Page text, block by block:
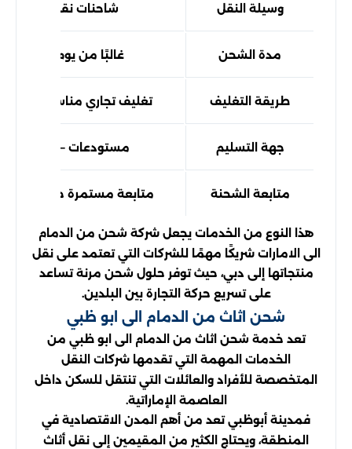
وسيلة النقل شاحنات نقل بري
مدة الشحن غالبًا من يوم إلى ثلاثة
طريقة التغليف تغليف تجاري مناسب لطبيعة
جهة التسليم مستودعات – شركات –
متابعة الشحنة متابعة مستمرة حتى التسليم
هذا النوع من الخدمات يجعل شركة شحن من الدمام
الى الامارات شريكًا مهمًا للشركات التي تعتمد على نقل
منتجاتها إلى دبي، حيث توفر حلول شحن مرنة تساعد
على تسريع حركة التجارة بين البلدين.
شحن اثاث من الدمام الى ابو ظبي
تعد خدمة شحن اثاث من الدمام الى ابو ظبي من
الخدمات المهمة التي تقدمها شركات النقل
المتخصصة للأفراد والعائلات التي تنتقل للسكن داخل
العاصمة الإماراتية.
فمدينة أبوظبي تعد من أهم المدن الاقتصادية في
المنطقة، ويحتاج الكثير من المقيمين إلى نقل أثاث